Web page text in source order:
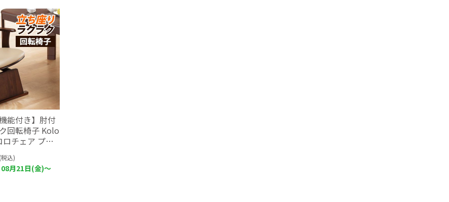
能付き】肘付
回転椅子 Kolo
ロチェア プラ
椅子 椅子 木
(税込)
月21日(金)～